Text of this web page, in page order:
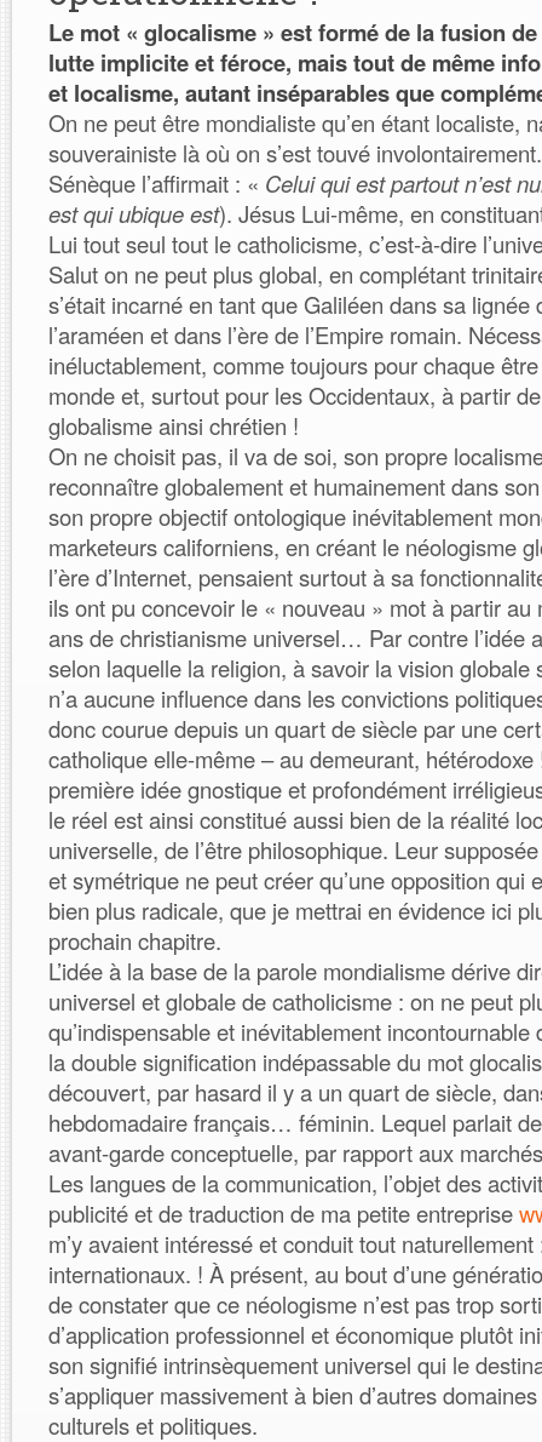
Le mot « glocalisme » est formé de la fusion
lutte implicite et féroce, mais tout de même
et localisme, autant inséparables que
On ne peut être mondialiste qu’en étant localiste,
souverainiste là où on s’est touvé
Sénèque l’affirmait : « Celui qui est partout n’est
est qui ubique est). Jésus Lui-même, en
Lui tout seul tout le catholicisme, c’est-à-dire
Salut on ne peut plus global, en complétant
s’était incarné en tant que Galiléen dans sa
l’araméen et dans l’ère de l’Empire romain.
inéluctablement, comme toujours pour chaque
monde et, surtout pour les Occidentaux, à partir
globalisme ainsi chrétien !
On ne choisit pas, il va de soi, son propre
reconnaître globalement et humainement dans
son propre objectif ontologique inévitablement
marketeurs californiens, en créant le néologisme
l’ère d’Internet, pensaient surtout à sa
ils ont pu concevoir le « nouveau » mot à partir au
ans de christianisme universel… Par contre l’idée
selon laquelle la religion, à savoir la vision globale
n’a aucune influence dans les convictions
donc courue depuis un quart de siècle par une
catholique elle-même – au demeurant,
première idée gnostique et profondément
le réel est ainsi constitué aussi bien de la réalité
universelle, de l’être philosophique. Leur
et symétrique ne peut créer qu’une opposition qui
bien plus radicale, que je mettrai en évidence ici
prochain chapitre.
L’idée à la base de la parole mondialisme dérive
universel et globale de catholicisme : on ne peut
qu’indispensable et inévitablement incontournable
la double signification indépassable du mot
découvert, par hasard il y a un quart de siècle,
hebdomadaire français… féminin. Lequel parlait
avant-garde conceptuelle, par rapport aux
Les langues de la communication, l’objet des
publicité et de traduction de ma petite entreprise
m’y avaient intéressé et conduit tout
internationaux. ! À présent, au bout d’une
de constater que ce néologisme n’est pas trop
d’application professionnel et économique plutôt
son signifié intrinsèquement universel qui le
s’appliquer massivement à bien d’autres
culturels et politiques.